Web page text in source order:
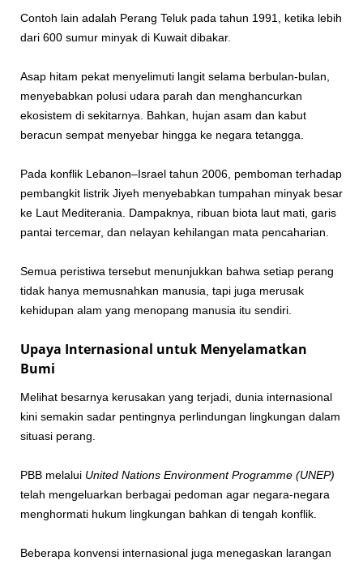
Contoh lain adalah Perang Teluk pada tahun 1991, ketika lebih
dari 600 sumur minyak di Kuwait dibakar.
Asap hitam pekat menyelimuti langit selama berbulan-bulan,
menyebabkan polusi udara parah dan menghancurkan
ekosistem di sekitarnya. Bahkan, hujan asam dan kabut
beracun sempat menyebar hingga ke negara tetangga.
Pada konflik Lebanon–Israel tahun 2006, pemboman terhadap
pembangkit listrik Jiyeh menyebabkan tumpahan minyak besar
ke Laut Mediterania. Dampaknya, ribuan biota laut mati, garis
pantai tercemar, dan nelayan kehilangan mata pencaharian.
Semua peristiwa tersebut menunjukkan bahwa setiap perang
tidak hanya memusnahkan manusia, tapi juga merusak
kehidupan alam yang menopang manusia itu sendiri.
Upaya Internasional untuk Menyelamatkan
Bumi
Melihat besarnya kerusakan yang terjadi, dunia internasional
kini semakin sadar pentingnya perlindungan lingkungan dalam
situasi perang.
PBB melalui United Nations Environment Programme (UNEP)
telah mengeluarkan berbagai pedoman agar negara-negara
menghormati hukum lingkungan bahkan di tengah konflik.
Beberapa konvensi internasional juga menegaskan larangan